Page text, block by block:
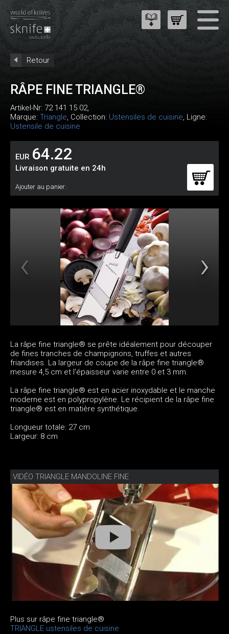
Retour
RÂPE FINE TRIANGLE®
Artikel-Nr: 72 141 15 02,
Marque: Triangle, Collection: Ustensiles de cuisine, Ligne:
Ustensile de cuisine
EUR 64.22
Livraison gratuite en 24h
Ajouter au panier:
La râpe fine triangle® se prête idéalement pour découper
de fines tranches de champignons, truffes et autres
friandises. La largeur de coupe de la râpe fine triangle®
mesure 4,5 cm et l’épaisseur varie entre 0 et 3 mm.
La râpe fine triangle® est en acier inoxydable et le manche
moderne est en polypropylène. Le récipient de la râpe fine
triangle® est en matière synthétique.
Longueur totale: 27 cm
Largeur: 8 cm
VIDÉO TRIANGLE MANDOLINE FINE
Plus sur râpe fine triangle®
TRIANGLE ustensiles de cuisine